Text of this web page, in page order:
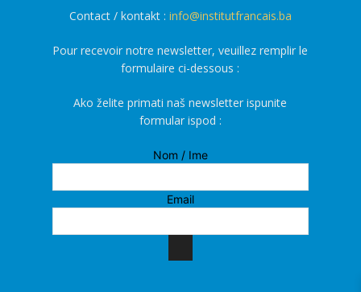
Contact / kontakt : info@institutfrancais.ba
Pour recevoir notre newsletter, veuillez remplir le
formulaire ci-dessous :
Ako želite primati naš newsletter ispunite
formular ispod :
Nom / Ime
Email